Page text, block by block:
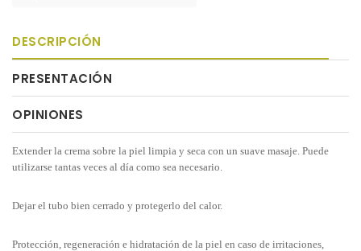
DESCRIPCIÓN
PRESENTACIÓN
OPINIONES
Extender la crema sobre la piel limpia y seca con un suave masaje. Puede
utilizarse tantas veces al día como sea necesario.
Dejar el tubo bien cerrado y protegerlo del calor.
Protección, regeneración e hidratación de la piel en caso de irritaciones,